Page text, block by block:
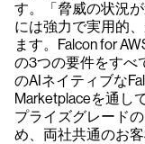
す。「脅威の状況
には強力で実用的
ます。Falcon for
の3つの要件をすべ
のAIネイティブな
Marketplaceを通し
プライズグレード
め、両社共通のお